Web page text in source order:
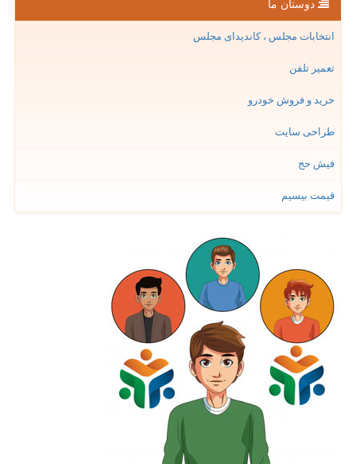
دوستان ما
انتخابات مجلس ، کاندیدای مجلس
تعمیر تلفن
خرید و فروش خودرو
طراحی سایت
فیش حج
قیمت بیسیم